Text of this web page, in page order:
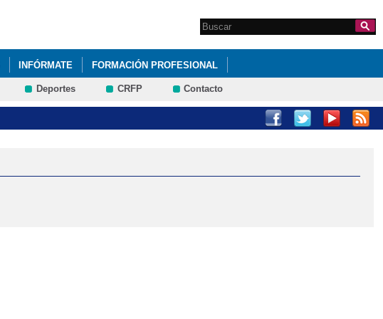
Formulario de
búsqueda
Search this site
INFÓRMATE FORMACIÓN PROFESIONAL
Deportes CRFP Contacto